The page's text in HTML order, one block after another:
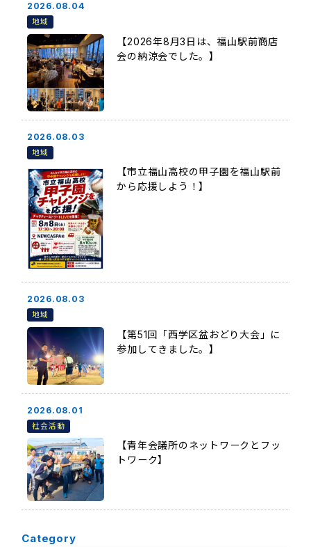
2026.08.04
地域
【2026年8月3日は、福山駅前商店
会の納涼会でした。】
2026.08.03
地域
【市立福山高校の甲子園を福山駅前
から応援しよう！】
2026.08.03
地域
【第51回「西学区盆おどり大会」に
参加してきました。】
2026.08.01
社会活動
【青年会議所のネットワークとフッ
トワーク】
Category